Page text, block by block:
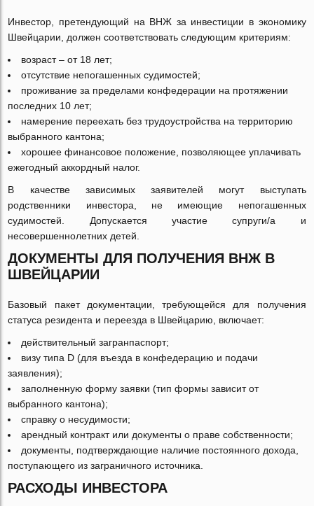
Инвестор, претендующий на ВНЖ за инвестиции в экономику
Швейцарии, должен соответствовать следующим критериям:
возраст – от 18 лет;
отсутствие непогашенных судимостей;
проживание за пределами конфедерации на протяжении
последних 10 лет;
намерение переехать без трудоустройства на территорию
выбранного кантона;
хорошее финансовое положение, позволяющее уплачивать
ежегодный аккордный налог.
В качестве зависимых заявителей могут выступать
родственники инвестора, не имеющие непогашенных
судимостей. Допускается участие супруги/а и
несовершеннолетних детей.
ДОКУМЕНТЫ ДЛЯ ПОЛУЧЕНИЯ ВНЖ В
ШВЕЙЦАРИИ
Базовый пакет документации, требующейся для получения
статуса резидента и переезда в Швейцарию, включает:
действительный загранпаспорт;
визу типа D (для въезда в конфедерацию и подачи
заявления);
заполненную форму заявки (тип формы зависит от
выбранного кантона);
справку о несудимости;
арендный контракт или документы о праве собственности;
документы, подтверждающие наличие постоянного дохода,
поступающего из заграничного источника.
РАСХОДЫ ИНВЕСТОРА